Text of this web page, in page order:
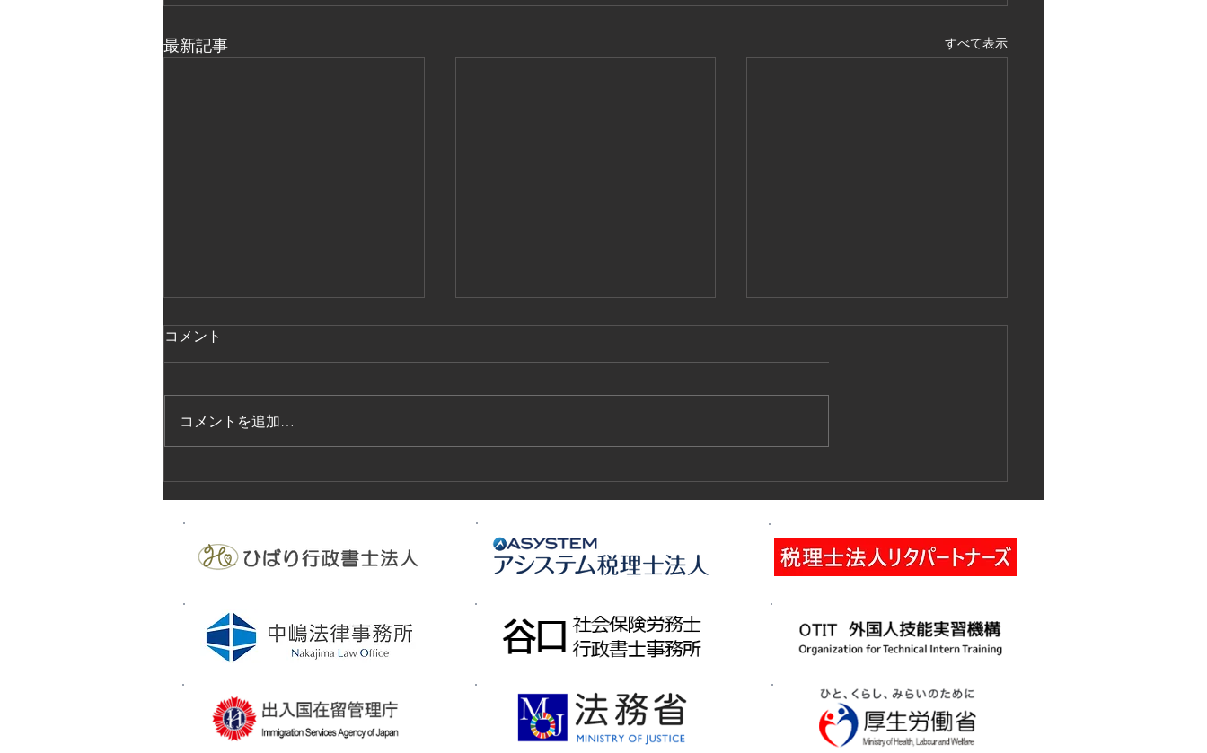
最新記事 すべて表示
法的保護講習の実施
技能実習生１２名入国-フィリ
ピン、ベトナム
高所作業車特別教育講習の実
施
コメント
コメントを追加…